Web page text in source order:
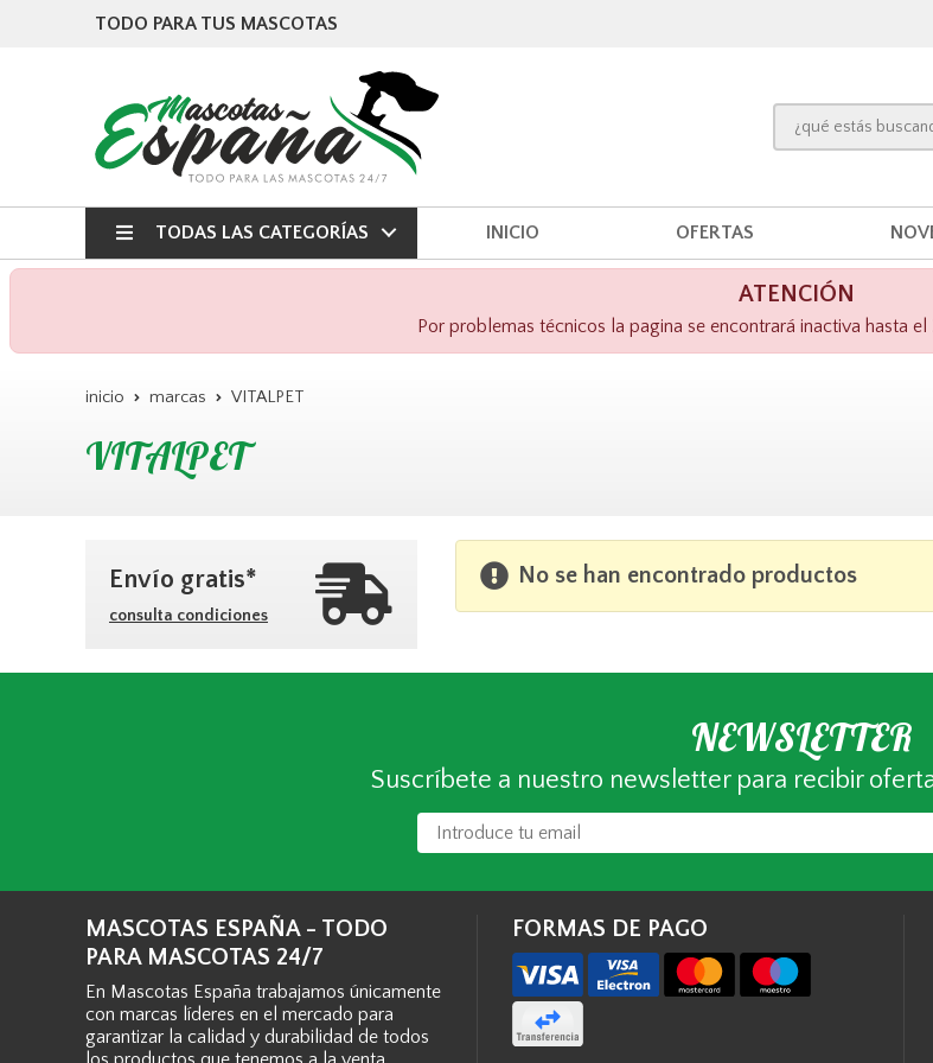
TODO PARA TUS MASCOTAS
TODAS LAS CATEGORÍAS INICIO OFERTAS
ATENCIÓN
Por problemas técnicos la pagina se encontrará inactiva hasta
inicio marcas VITALPET
VITALPET
No se han encontrado productos
Envío gratis*
consulta condiciones
NEWSLETTER
Suscríbete a nuestro newsletter para recibir
MASCOTAS ESPAÑA - TODO
PARA MASCOTAS 24/7
En Mascotas España trabajamos únicamente
con marcas líderes en el mercado para
garantizar la calidad y durabilidad de todos
FORMAS DE PAGO